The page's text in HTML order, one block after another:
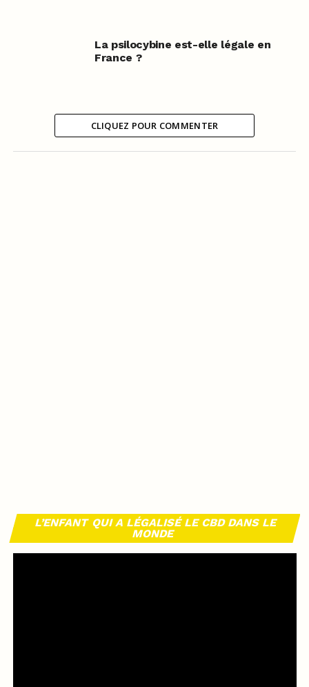
La psilocybine est-elle légale en
France ?
CLIQUEZ POUR COMMENTER
L’ENFANT QUI A LÉGALISÉ LE CBD DANS LE
MONDE